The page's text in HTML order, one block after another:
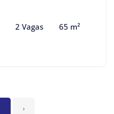
2 Vagas 65 m²
›